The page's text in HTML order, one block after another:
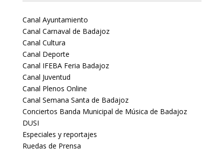
Canal Ayuntamiento
Canal Carnaval de Badajoz
Canal Cultura
Canal Deporte
Canal IFEBA Feria Badajoz
Canal Juventud
Canal Plenos Online
Canal Semana Santa de Badajoz
Conciertos Banda Municipal de Música de Badajoz
DUSI
Especiales y reportajes
Ruedas de Prensa